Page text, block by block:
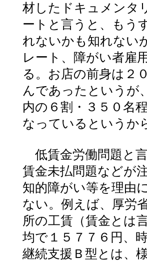
材したドキュメンタ
ートと言うと、もう
れないかも知れない
レート、障がい者雇
る。お店の前身は２
んであったというが
内の６割・３５０名
なっているというか
低賃金労働問題と
賃金未払問題などが
知的障がい等を理由
ない。例えば、厚労
所の工賃（賃金とは
均で１５７７６円、
継続支援Ｂ型とは、